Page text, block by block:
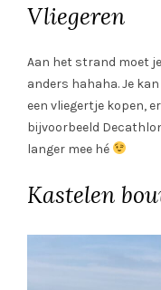
Vliegeren
Aan het strand moet
anders hahaha. Je
een vliegertje kopen,
bijvoorbeeld
langer mee hé
Kastelen